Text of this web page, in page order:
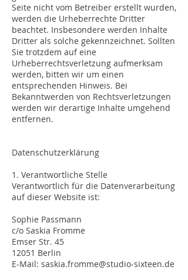
Seite nicht vom Betreiber erstellt wurden,
werden die Urheberrechte Dritter
beachtet. Insbesondere werden Inhalte
Dritter als solche gekennzeichnet. Sollten
Sie trotzdem auf eine
Urheberrechtsverletzung aufmerksam
werden, bitten wir um einen
entsprechenden Hinweis. Bei
Bekanntwerden von Rechtsverletzungen
werden wir derartige Inhalte umgehend
entfernen.
Datenschutzerklärung
1. Verantwortliche Stelle
Verantwortlich für die Datenverarbeitung
auf dieser Website ist:
Sophie Passmann
c/o Saskia Fromme
Emser Str. 45
12051 Berlin
E-Mail: saskia.fromme@studio-sixteen.de